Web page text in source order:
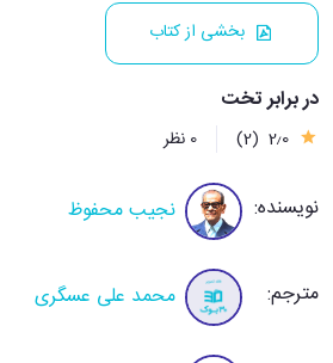
بخشی از کتاب
در برابر تخت
2٫0 (2) 0 نظر
نویسنده: نجیب محفوظ
مترجم: محمد علی عسگری